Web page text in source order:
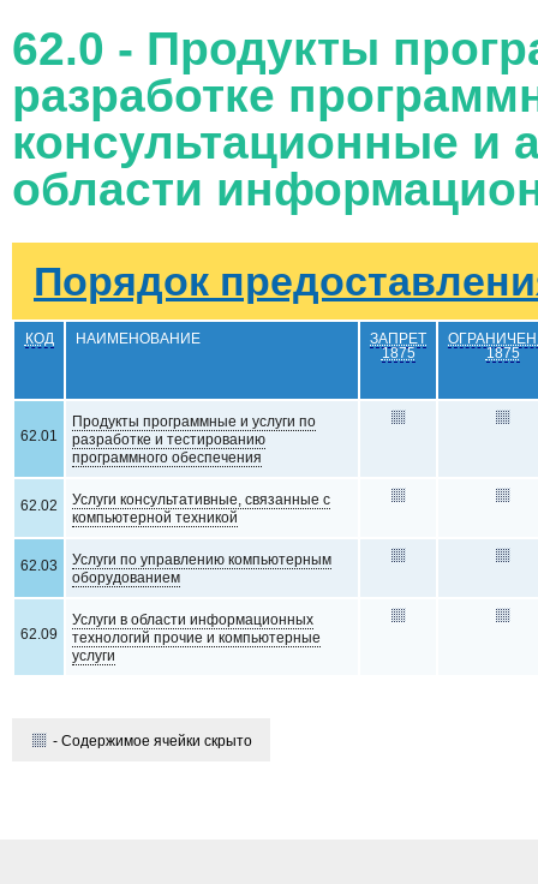
62.0 - Продукты
разработке
консультационные и
области
Порядок
КОД НАИМЕНОВАНИЕ
ЗАПРЕТ
1875
1875
62.01
Продукты программные и услуги по
разработке и тестированию
программного обеспечения
62.02
Услуги консультативные, связанные с
компьютерной техникой
62.03
Услуги по управлению компьютерным
оборудованием
62.09
Услуги в области информационных
технологий прочие и компьютерные
услуги
- Содержимое ячейки скрыто